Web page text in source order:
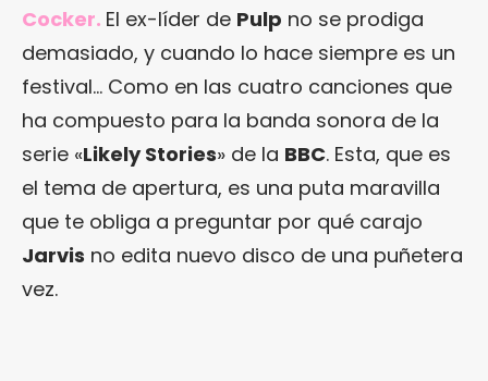
Cocker. El ex-líder de Pulp no se prodiga
demasiado, y cuando lo hace siempre es un
festival… Como en las cuatro canciones que
ha compuesto para la banda sonora de la
serie «Likely Stories» de la BBC. Esta, que es
el tema de apertura, es una puta maravilla
que te obliga a preguntar por qué carajo
Jarvis no edita nuevo disco de una puñetera
vez.